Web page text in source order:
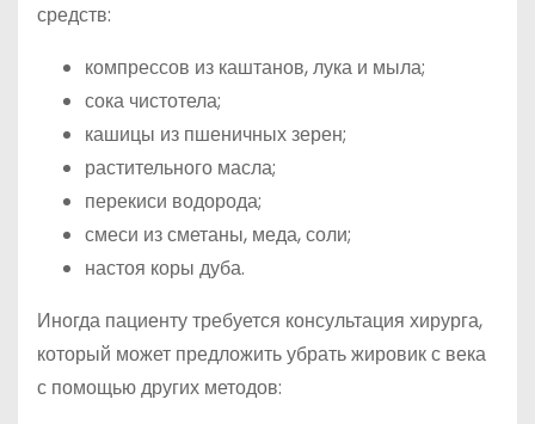
средств:
компрессов из каштанов, лука и мыла;
сока чистотела;
кашицы из пшеничных зерен;
растительного масла;
перекиси водорода;
смеси из сметаны, меда, соли;
настоя коры дуба.
Иногда пациенту требуется консультация хирурга,
который может предложить убрать жировик с века
с помощью других методов: